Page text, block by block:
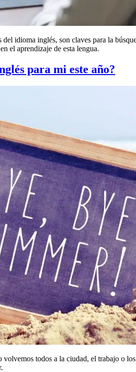
idioma inglés, son claves para la
el aprendizaje de esta lengua.
para mi este año?
todos a la ciudad, el trabajo o